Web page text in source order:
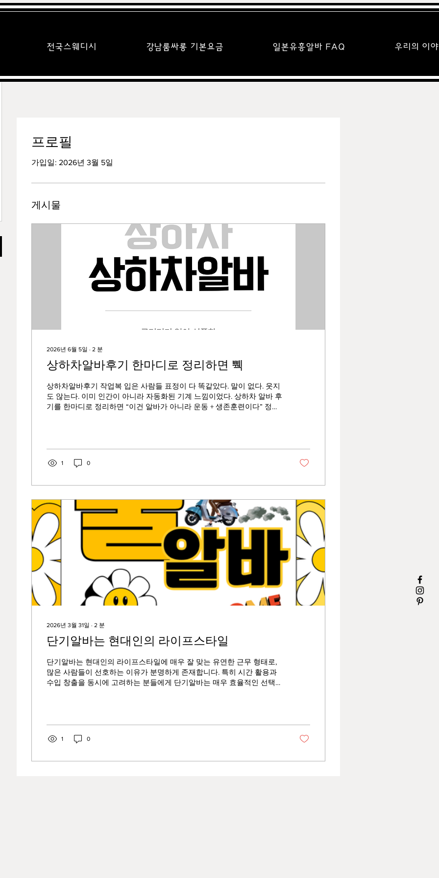
전국스웨디시 강남룸싸롱 기본요금 일본유흥알바 FAQ 우리의 이
프로필
가입일: 2026년 3월 5일
게시물
2026년 6월 5일 ∙ 2 분
상하차알바후기 한마디로 정리하면 쀅
상하차알바후기 작업복 입은 사람들 표정이 다 똑같았다. 말이 없다. 웃지
도 않는다. 이미 인간이 아니라 자동화된 기계 느낌이었다. 상하차 알바 후
기를 한마디로 정리하면 “이건 알바가 아니라 운동 + 생존훈련이다” 정도
했다. “저기 트럭 오면 박스 내리세요.” 끝. 너무 단순해서 오히려 불안했다.
그리고 잠시 후 트럭이 들어왔다. 그 순간부터 지옥이 시작됐다. 박스는 생
각보다 가볍지 않았다. 아니, 정확히 말하면 “가벼운 척하는 무거움”이었
우는 느낌이다. “왜 나한테 이런 일이…”라는 생각이 자연스럽게 올라온
다....
1 0
2026년 3월 31일 ∙ 2 분
단기알바는 현대인의 라이프스타일
단기알바는 현대인의 라이프스타일에 매우 잘 맞는 유연한 근무 형태로,
많은 사람들이 선호하는 이유가 분명하게 존재합니다. 특히 시간 활용과
수입 창출을 동시에 고려하는 분들에게 단기알바는 매우 효율적인 선택이
정 기간 동안만 일하기 때문에 자신의 스케줄에 맞춰 일을 선택할 수 있습
니다. 학생의 경우 학업과 병행이 가능하고, 직장인의 경우 투잡이나 부업
형태로 활용할 수 있어 부담이 적습니다. 특히 시험 기간이나 개인 일정이
1 0